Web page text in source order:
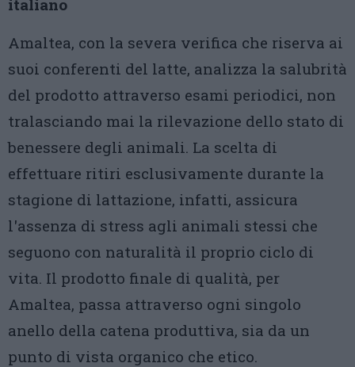
italiano
Amaltea, con la severa verifica che riserva ai
suoi conferenti del latte, analizza la salubrità
del prodotto attraverso esami periodici, non
tralasciando mai la rilevazione dello stato di
benessere degli animali. La scelta di
effettuare ritiri esclusivamente durante la
stagione di lattazione, infatti, assicura
l'assenza di stress agli animali stessi che
seguono con naturalità il proprio ciclo di
vita. Il prodotto finale di qualità, per
Amaltea, passa attraverso ogni singolo
anello della catena produttiva, sia da un
punto di vista organico che etico.